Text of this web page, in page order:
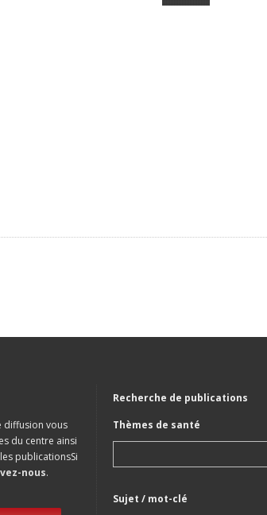
diffusion vous
du centre ainsi
publicationsSi
nous.
Recherche de publications
Thèmes de santé
Sujet / mot-clé